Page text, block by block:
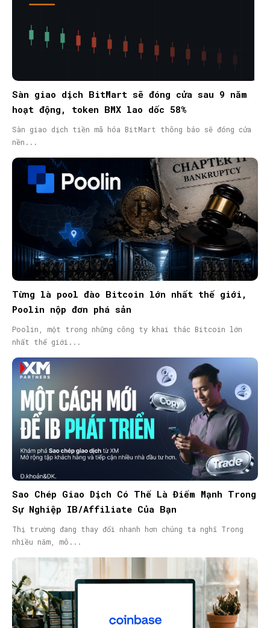
Sàn giao dịch BitMart sẽ đóng cửa sau 9 năm
hoạt động, token BMX lao dốc 58%
Sàn giao dịch tiền mã hóa BitMart thông báo sẽ đóng cửa
nền...
Từng là pool đào Bitcoin lớn nhất thế giới,
Poolin nộp đơn phá sản
Poolin, một trong những công ty khai thác Bitcoin lớn
nhất thế giới...
Sao Chép Giao Dịch Có Thể Là Điểm Mạnh Trong
Sự Nghiệp IB/Affiliate Của Bạn
Thị trường đang thay đổi nhanh hơn chúng ta nghĩ Trong
nhiều năm, mô...